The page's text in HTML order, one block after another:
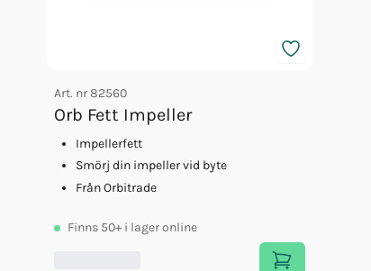
Art. nr82560
Orb Fett Impeller
Impellerfett
Smörj din impeller vid byte
Från Orbitrade
Finns 50+ i lager online